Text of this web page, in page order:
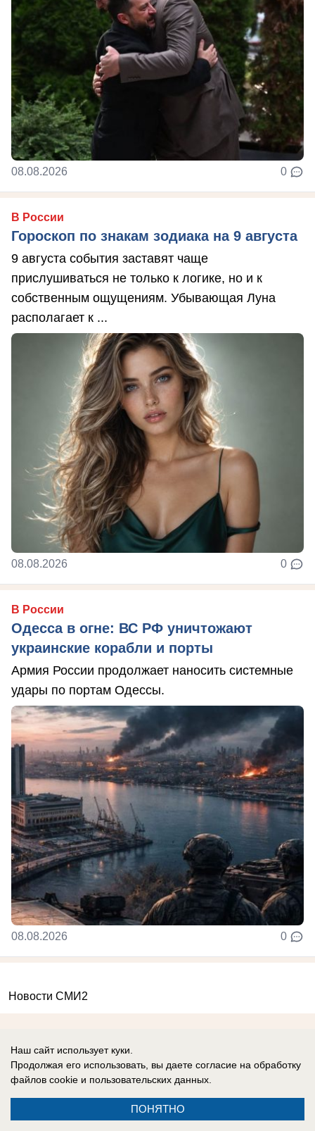
08.08.2026 0
В России
Гороскоп по знакам зодиака на 9 августа
9 августа события заставят чаще
прислушиваться не только к логике, но и к
собственным ощущениям. Убывающая Луна
располагает к ...
08.08.2026 0
В России
Одесса в огне: ВС РФ уничтожают
украинские корабли и порты
Армия России продолжает наносить системные
удары по портам Одессы.
08.08.2026 0
Новости СМИ2
Реклама на сайте
Вакансии
Наш сайт использует куки.
Продолжая его использовать, вы даете согласие на обработку
файлов cookie и пользовательских данных.
ПОНЯТНО